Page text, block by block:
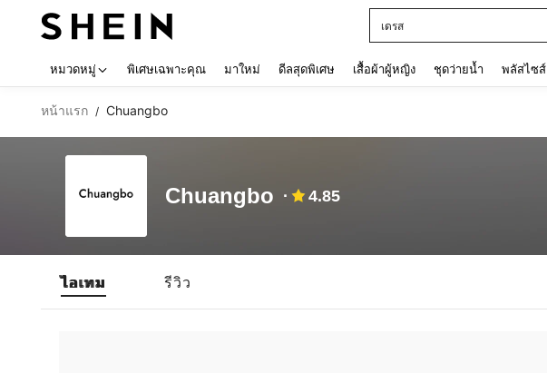
เดรส
หมวดหมู่ พิเศษเฉพาะคุณ มาใหม่ ดีลสุดพิเศษ เสื้อผ้าผู้หญิง ชุดว่ายน้ำ พลัสไซส์
หน้าแรก / Chuangbo
Chuangbo 4.85
ไอเทม รีวิว